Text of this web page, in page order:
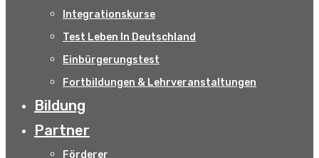
Integrationskurse
Test Leben In Deutschland
Einbürgerungstest
Fortbildungen & Lehrveranstaltungen
Bildung
Partner
Förderer